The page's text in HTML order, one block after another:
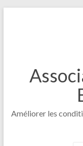
Améliorer les